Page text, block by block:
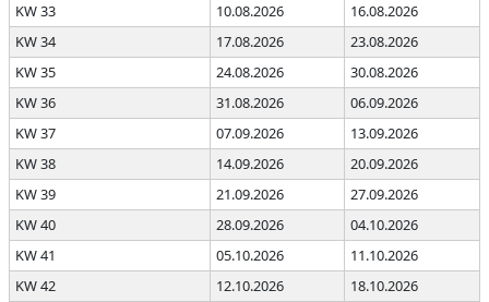
KW 33
10.08.2026
16.08.2026
KW 34
17.08.2026
23.08.2026
KW 35
24.08.2026
30.08.2026
KW 36
31.08.2026
06.09.2026
KW 37
07.09.2026
13.09.2026
KW 38
14.09.2026
20.09.2026
KW 39
21.09.2026
27.09.2026
KW 40
28.09.2026
04.10.2026
KW 41
05.10.2026
11.10.2026
KW 42
12.10.2026
18.10.2026